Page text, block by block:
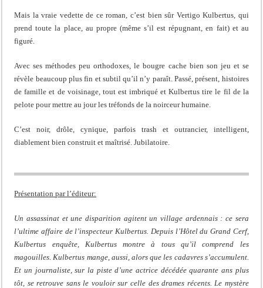
Mais la vraie vedette de ce roman, c’est bien sûr Vertigo Kulbertus, qui
prend toute la place, au propre (même s’il est répugnant, en fait) et au
figuré.
Avec ses méthodes peu orthodoxes, le bougre cache bien son jeu et se
révèle beaucoup plus fin et subtil qu’il n’y paraît. Passé, présent, histoires
de famille et de voisinage, tout est imbriqué et Kulbertus tire le fil de la
pelote pour mettre au jour les tréfonds de la noirceur humaine.
C’est noir, drôle, cynique, parfois trash et outrancier, intelligent,
diablement bien construit et maîtrisé. Jubilatoire.
Présentation par l’éditeur:
Un assassinat et une disparition agitent un village ardennais : ce sera
l’ultime affaire de l’inspecteur Kulbertus. Depuis l’Hôtel du Grand Cerf,
Kulbertus enquête, Kulbertus montre à tous qu’il comprend les
magouilles. Kulbertus mange, aussi, alors que les cadavres s’accumulent.
Et un journaliste, sur la piste d’une actrice décédée quarante ans plus
tôt, se retrouve sans le vouloir sur celle des drames récents. Le mystère